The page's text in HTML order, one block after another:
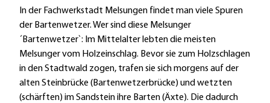
In der Fachwerkstadt Melsungen findet man viele Spuren
der Bartenwetzer. Wer sind diese Melsunger
´Bartenwetzer`: Im Mittelalter lebten die meisten
Melsunger vom Holzeinschlag. Bevor sie zum Holzschlagen
in den Stadtwald zogen, trafen sie sich morgens auf der
alten Steinbrücke (Bartenwetzerbrücke) und wetzten
(schärften) im Sandstein ihre Barten (Äxte). Die dadurch